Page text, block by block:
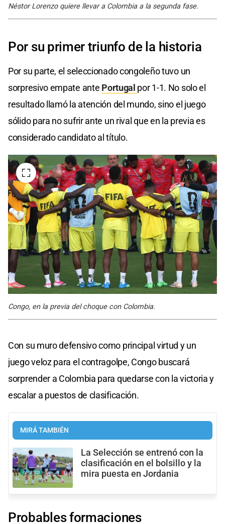
Néstor Lorenzo quiere llevar a Colombia a la segunda fase.
Por su primer triunfo de la historia
Por su parte, el seleccionado congoleño tuvo un
sorpresivo empate ante Portugal por 1-1. No solo el
resultado llamó la atención del mundo, sino el juego
sólido para no sufrir ante un rival que en la previa es
considerado candidato al título.
Congo, en la previa del choque con Colombia.
Con su muro defensivo como principal virtud y un
juego veloz para el contragolpe, Congo buscará
sorprender a Colombia para quedarse con la victoria y
escalar a puestos de clasificación.
MIRÁ TAMBIÉN
La Selección se entrenó con la
clasificación en el bolsillo y la
mira puesta en Jordania
Probables formaciones